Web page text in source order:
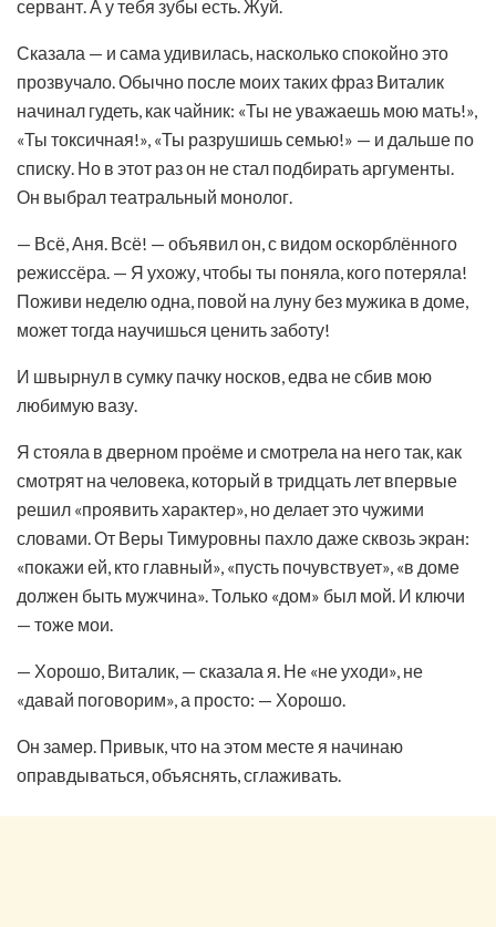
сервант. А у тебя зубы есть. Жуй.
Сказала — и сама удивилась, насколько спокойно это
прозвучало. Обычно после моих таких фраз Виталик
начинал гудеть, как чайник: «Ты не уважаешь мою мать!»,
«Ты токсичная!», «Ты разрушишь семью!» — и дальше по
списку. Но в этот раз он не стал подбирать аргументы.
Он выбрал театральный монолог.
— Всё, Аня. Всё! — объявил он, с видом оскорблённого
режиссёра. — Я ухожу, чтобы ты поняла, кого потеряла!
Поживи неделю одна, повой на луну без мужика в доме,
может тогда научишься ценить заботу!
И швырнул в сумку пачку носков, едва не сбив мою
любимую вазу.
Я стояла в дверном проёме и смотрела на него так, как
смотрят на человека, который в тридцать лет впервые
решил «проявить характер», но делает это чужими
словами. От Веры Тимуровны пахло даже сквозь экран:
«покажи ей, кто главный», «пусть почувствует», «в доме
должен быть мужчина». Только «дом» был мой. И ключи
— тоже мои.
— Хорошо, Виталик, — сказала я. Не «не уходи», не
«давай поговорим», а просто: — Хорошо.
Он замер. Привык, что на этом месте я начинаю
оправдываться, объяснять, сглаживать.